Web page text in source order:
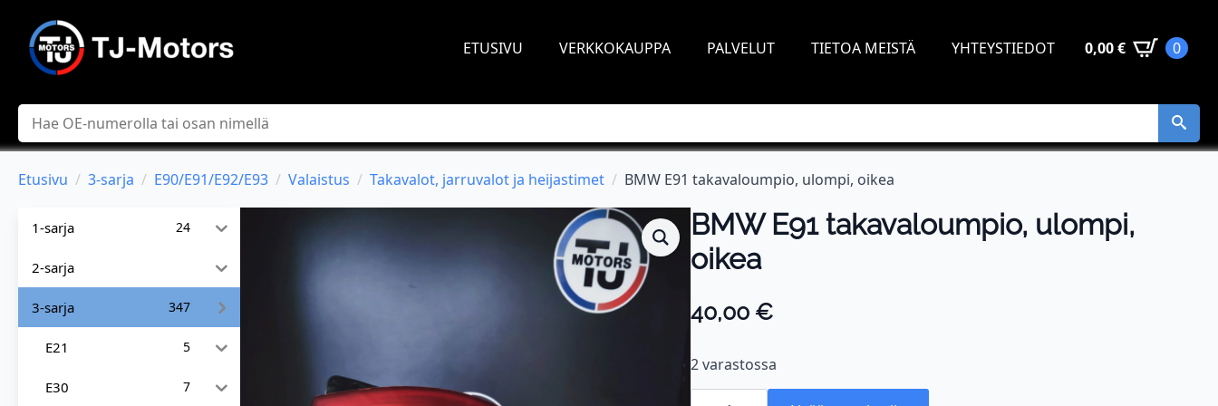
ETUSIVU VERKKOKAUPPA PALVELUT TIETOA MEISTÄ YHTEYSTIEDOT 0,00€ 0
Hae
Etusivu 3-sarja E90/E91/E92/E93 Valaistus Takavalot, jarruvalot ja heijastimet BMW E91 takavaloumpio, ulompi, oikea
1-sarja 24
2-sarja
3-sarja 347
E21 5
E30 7
BMW E91 takavaloumpio, ulompi,
oikea
40,00€
2 varastossa
BMW